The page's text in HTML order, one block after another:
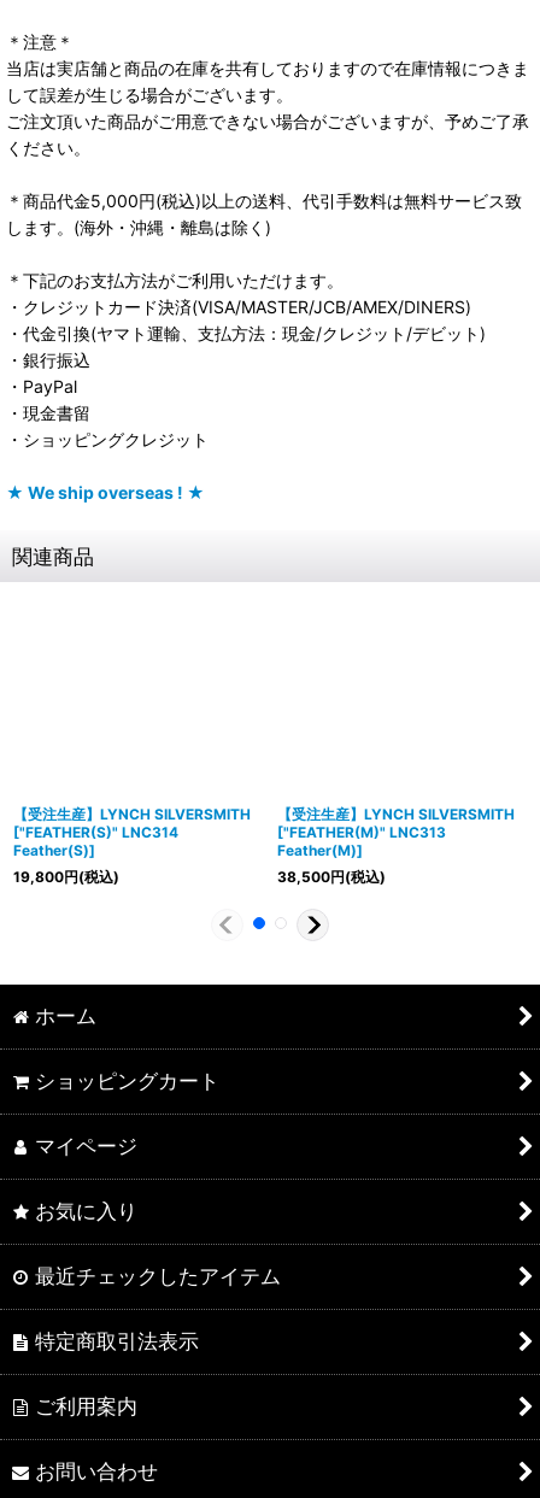
＊注意＊
当店は実店舗と商品の在庫を共有しておりますので在庫情報につきま
して誤差が生じる場合がございます。
ご注文頂いた商品がご用意できない場合がございますが、予めご了承
ください。
＊商品代金5,000円(税込)以上の送料、代引手数料は無料サービス致
します。(海外・沖縄・離島は除く)
＊下記のお支払方法がご利用いただけます。
・クレジットカード決済(VISA/MASTER/JCB/AMEX/DINERS)
・代金引換(ヤマト運輸、支払方法：現金/クレジット/デビット)
・銀行振込
・PayPal
・現金書留
・ショッピングクレジット
★ We ship overseas ! ★
関連商品
【受注生産】LYNCH SILVERSMITH
["FEATHER(S)" LNC314
Feather(S)]
19,800円(税込)
【受注生産】LYNCH SILVERSMITH
["FEATHER(M)" LNC313
Feather(M)]
38,500円(税込)
ホーム
ショッピングカート
マイページ
お気に入り
最近チェックしたアイテム
特定商取引法表示
ご利用案内
お問い合わせ